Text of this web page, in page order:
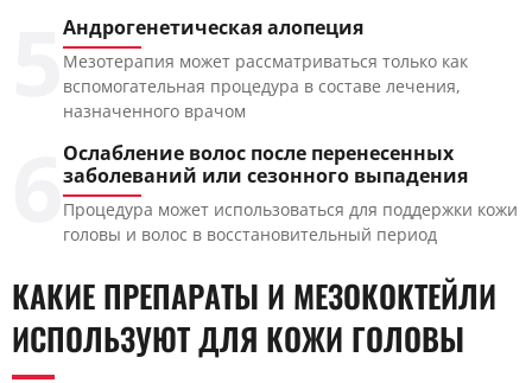
Андрогенетическая алопеция
Мезотерапия может рассматриваться только как
вспомогательная процедура в составе лечения,
назначенного врачом
Ослабление волос после перенесенных
заболеваний или сезонного выпадения
Процедура может использоваться для поддержки кожи
головы и волос в восстановительный период
КАКИЕ ПРЕПАРАТЫ И МЕЗОКОКТЕЙЛИ
ИСПОЛЬЗУЮТ ДЛЯ КОЖИ ГОЛОВЫ